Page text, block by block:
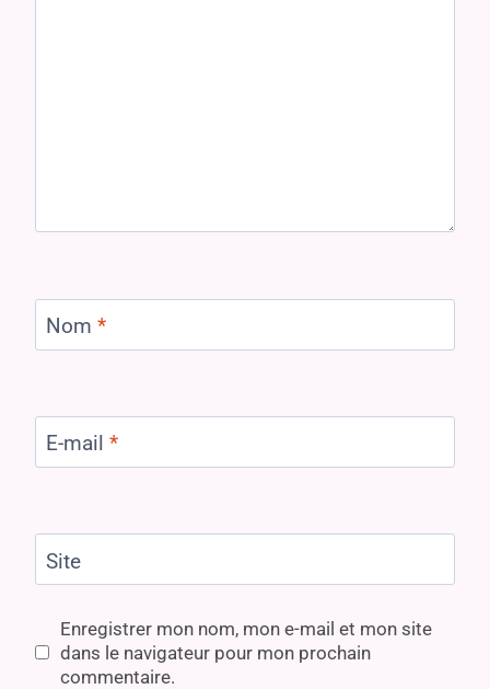
Nom *
E-mail *
Site
Enregistrer mon nom, mon e-mail et mon site
dans le navigateur pour mon prochain
commentaire.